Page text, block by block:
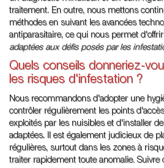
traitement. En outre, nous mettons
méthodes en suivant les avancées
antiparasitaire, ce qui nous permet
adaptées aux défis posés par les
Quels conseils donneriez-
les risques d'infestation ?
Nous recommandons d'adopter une
contrôler régulièrement les points
exploités par les nuisibles et d'installer
adaptées. Il est également judicieux de
régulières, surtout dans les zones à
traiter rapidement toute anomalie.